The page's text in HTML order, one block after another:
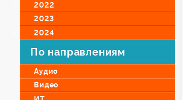
2022
2023
2024
По направлениям
Аудио
Видео